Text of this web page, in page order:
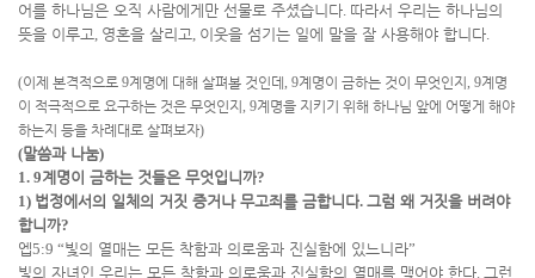
어를 하나님은 오직 사람에게만 선물로 주셨습니다. 따라서 우리는 하나님의
뜻을 이루고, 영혼을 살리고, 이웃을 섬기는 일에 말을 잘 사용해야 합니다.
(이제 본격적으로 9계명에 대해 살펴볼 것인데 , 9계명이 금하는 것이 무엇인지 , 9계명
이 적극적으로 요구하는 것은 무엇인지 , 9계명을 지키기 위해 하나님 앞에 어떻게 해야
하는지 등을 차례대로 살펴보자)
(말씀과 나눔)
1. 9계명이 금하는 것들은 무엇입니까?
1) 법정에서의 일체의 거짓 증거나 무고죄를 금합니다. 그럼 왜 거짓을 버려야
합니까?
엡5:9 “빛의 열매는 모든 착함과 의로움과 진실함에 있느니라”
빛의 자녀인 우리는 모든 착함과 의로움과 진실함의 열매를 맺어야 한다. 그런